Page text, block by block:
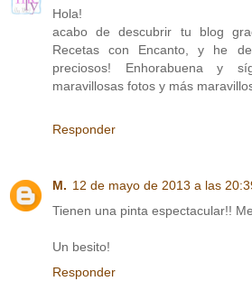
Hola!
acabo de descubrir tu blog
Recetas con Encanto, y he
preciosos! Enhorabuena y
maravillosas fotos y más
Responder
M. 12 de mayo de 2013 a las
Tienen una pinta espectacular!!
Un besito!
Responder